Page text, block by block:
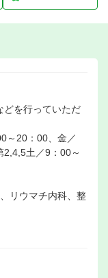
どを行っていただ
～20：00、金／
土／9：00～
リウマチ内科、整